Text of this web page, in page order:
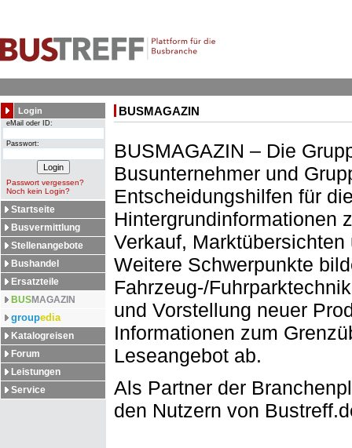
Login
eMail oder ID:
Passwort:
Passwort vergessen?
Noch kein Login?
Startseite
Busvermittlung
Stellenangebote
Bushandel
Ersatzteile
BUSMAGAZIN
groupedia
Katalogreisen
Forum
Leistungen
Service
BUSMAGAZIN
BUSMAGAZIN – Die
Busunternehmer und
Entscheidungshilfen für
Hintergrundinformationen
Verkauf,
Weitere Schwerpunkte
Fahrzeug-/
und Vorstellung neuer
Informationen zum
Leseangebot ab.
Als Partner der
den Nutzern von